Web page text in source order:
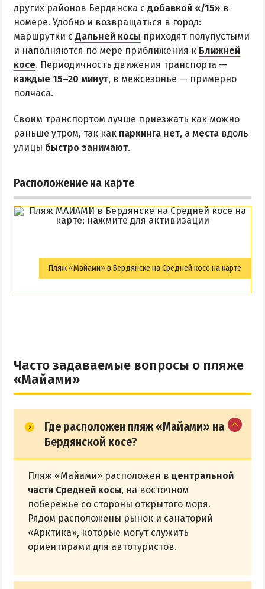
других районов Бердянска с добавкой «/15» в
номере. Удобно и возвращаться в город:
маршрутки с Дальней косы приходят полупустыми
и наполняются по мере приближения к Ближней
косе. Периодичность движения транспорта —
каждые 15–20 минут, в межсезонье — примерно
полчаса.
Своим транспортом лучше приезжать как можно
раньше утром, так как паркинга нет, а места вдоль
улицы быстро занимают.
Расположение на карте
Пляж «Майами» в Бердянске на Средней косе на карте
Часто задаваемые вопросы о пляже
«Майами»
Где расположен пляж «Майами» на
Бердянской косе?
Пляж «Майами» расположен в центральной
части Средней косы, на восточном
побережье со стороны открытого моря.
Рядом расположены рынок и санаторий
«Арктика», которые могут служить
ориентирами для автотуристов.